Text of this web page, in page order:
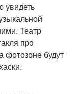
увидеть
Театр
про
фотозоне будут